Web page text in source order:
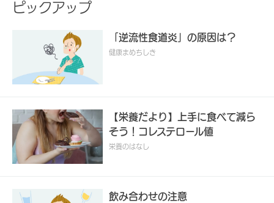
ピックアップ
「逆流性食道炎」の原因は？
健康まめちしき
【栄養だより】上手に食べて減ら
そう！コレステロール値
栄養のはなし
飲み合わせの注意